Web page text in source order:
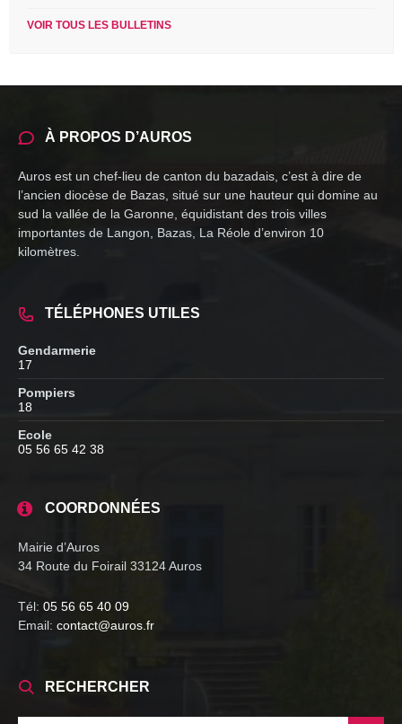
pdf
VOIR TOUS LES BULLETINS
À PROPOS D’AUROS
Auros est un chef-lieu de canton du bazadais, c’est à dire de
l’ancien diocèse de Bazas, situé sur une hauteur qui domine au
sud la vallée de la Garonne, équidistant des trois villes
importantes de Langon, Bazas, La Réole d’environ 10
kilomètres.
TÉLÉPHONES UTILES
Gendarmerie
17
Pompiers
18
Ecole
05 56 65 42 38
COORDONNÉES
Mairie d’Auros
34 Route du Foirail 33124 Auros
Tél: 05 56 65 40 09
Email: contact@auros.fr
RECHERCHER